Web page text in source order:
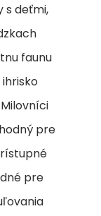
s deťmi,
faunu
pre
pre